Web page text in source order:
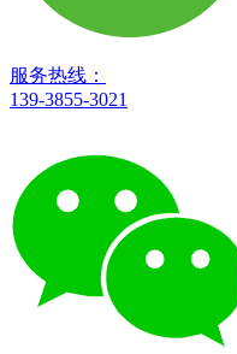
服务热线：
139-3855-3021